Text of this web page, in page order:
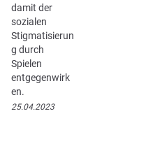
damit der
sozialen
Stigmatisierun
g durch
Spielen
entgegenwirk
en.
25.04.2023